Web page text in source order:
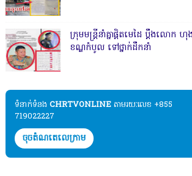
ក្រុមមន្ត្រីនាំគ្នាផ្ដិតមេដៃ ប្ដឹងលោក
ខណ្ឌកំបូល ទៅថ្នាក់ដឹកនាំ
ទំនាក់ទំនង​​ CHRTVONLINE តាមរយៈលេខ +855
719022227
ចុចតំណតេលេក្រាម